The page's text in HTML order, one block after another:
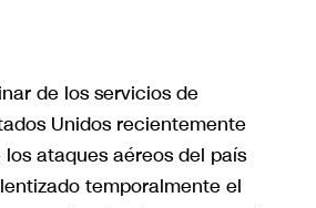
de los servicios de
Unidos recientemente
ataques aéreos del país
temporalmente el